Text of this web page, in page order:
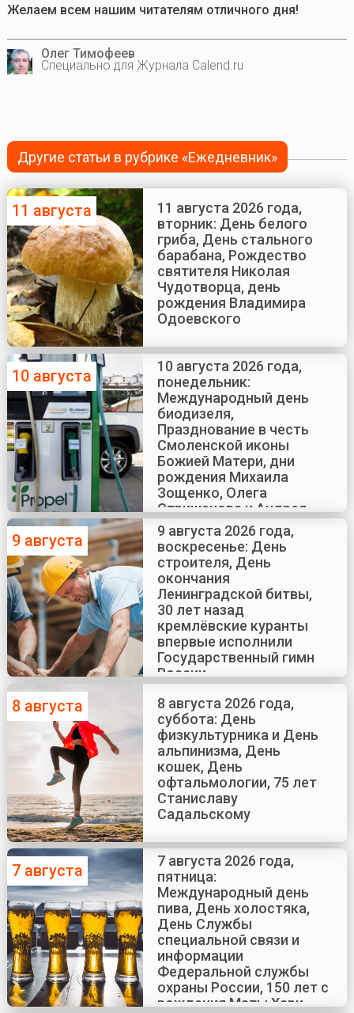
Желаем всем нашим читателям отличного дня!
Олег Тимофеев
Специально для Журнала Calend.ru
Другие статьи в рубрике «Ежедневник»
11 августа
11 августа 2026 года,
вторник: День белого
гриба, День стального
барабана, Рождество
святителя Николая
Чудотворца, день
рождения Владимира
Одоевского
10 августа
10 августа 2026 года,
понедельник:
Международный день
биодизеля,
Празднование в честь
Смоленской иконы
Божией Матери, дни
рождения Михаила
Зощенко, Олега
Стриженова и Андрея
Краско
9 августа
9 августа 2026 года,
воскресенье: День
строителя, День
окончания
Ленинградской битвы,
30 лет назад
кремлёвские куранты
впервые исполнили
Государственный гимн
России
8 августа
8 августа 2026 года,
суббота: День
физкультурника и День
альпинизма, День
кошек, День
офтальмологии, 75 лет
Станиславу
Садальскому
7 августа
7 августа 2026 года,
пятница:
Международный день
пива, День холостяка,
День Службы
специальной связи и
информации
Федеральной службы
охраны России, 150 лет с
рождения Маты Хари